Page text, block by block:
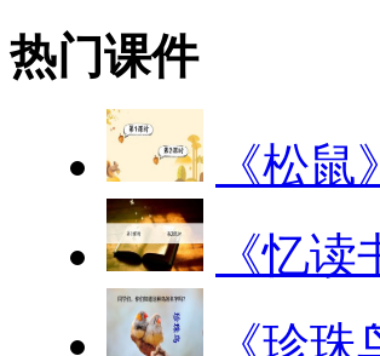
热门课件
《松
《忆
《珍